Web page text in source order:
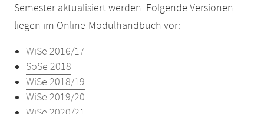
Semester aktualisiert werden. Folgende Versionen
liegen im Online-Modulhandbuch vor:
WiSe 2016/17
SoSe 2018
WiSe 2018/19
WiSe 2019/20